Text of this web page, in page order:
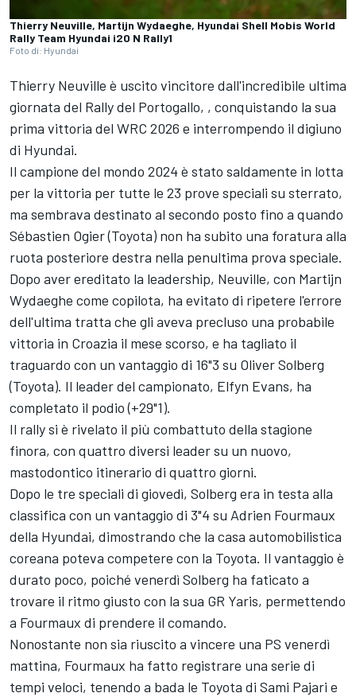
Thierry Neuville, Martijn Wydaeghe, Hyundai Shell Mobis World
Rally Team Hyundai i20 N Rally1
Foto di: Hyundai
Thierry Neuville è uscito vincitore dall'incredibile ultima
giornata del Rally del Portogallo, , conquistando la sua
prima vittoria del WRC 2026 e interrompendo il digiuno
di Hyundai.
Il campione del mondo 2024 è stato saldamente in lotta
per la vittoria per tutte le 23 prove speciali su sterrato,
ma sembrava destinato al secondo posto fino a quando
Sébastien Ogier (Toyota) non ha subito una foratura alla
ruota posteriore destra nella penultima prova speciale.
Dopo aver ereditato la leadership, Neuville, con Martijn
Wydaeghe come copilota, ha evitato di ripetere l'errore
dell'ultima tratta che gli aveva precluso una probabile
vittoria in Croazia il mese scorso, e ha tagliato il
traguardo con un vantaggio di 16"3 su Oliver Solberg
(Toyota). Il leader del campionato, Elfyn Evans, ha
completato il podio (+29"1).
Il rally si è rivelato il più combattuto della stagione
finora, con quattro diversi leader su un nuovo,
mastodontico itinerario di quattro giorni.
Dopo le tre speciali di giovedì, Solberg era in testa alla
classifica con un vantaggio di 3"4 su Adrien Fourmaux
della Hyundai, dimostrando che la casa automobilistica
coreana poteva competere con la Toyota. Il vantaggio è
durato poco, poiché venerdì Solberg ha faticato a
trovare il ritmo giusto con la sua GR Yaris, permettendo
a Fourmaux di prendere il comando.
Nonostante non sia riuscito a vincere una PS venerdì
mattina, Fourmaux ha fatto registrare una serie di
tempi veloci, tenendo a bada le Toyota di Sami Pajari e